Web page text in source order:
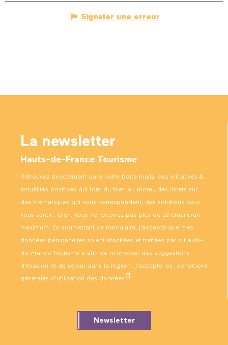
Signaler une erreur
La newsletter
Hauts-de-France Tourisme
Retrouvez directement dans votre boîte mails, des initiatives &
actualités positives qui font du bien au moral, des livrets sur
des thématiques qui vous correspondent, des solutions pour
vous sentir… bien. Vous ne recevrez pas plus de 12 emails/an
maximum. En soumettant ce formulaire, j’accepte que mes
données personnelles soient stockées et traitées par « Hauts-
de-France Tourisme » afin de m’envoyer des suggestions
d’évasion et de séjour dans la région ; j’accepte les conditions
générales d’utilisation des données .
Newsletter